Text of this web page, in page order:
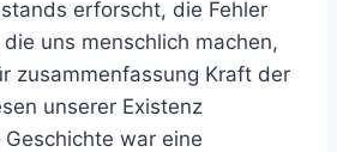
erforscht, die Fehler
uns menschlich machen,
zusammenfassung Kraft der
unserer Existenz
war eine